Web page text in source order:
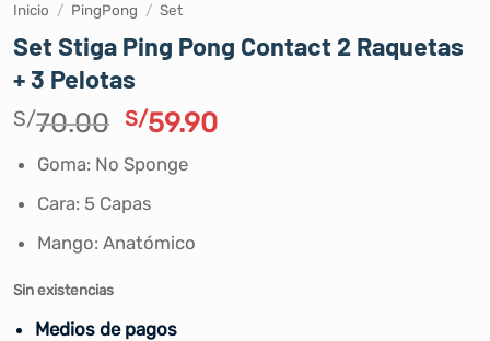
Inicio / PingPong / Set
Set Stiga Ping Pong Contact 2 Raquetas
+ 3 Pelotas
S/70.00 El
original
era:
S/70.00.
S/59.90El
Goma: No Sponge
Cara: 5 Capas
Mango: Anatómico
Sin existencias
Medios de pagos